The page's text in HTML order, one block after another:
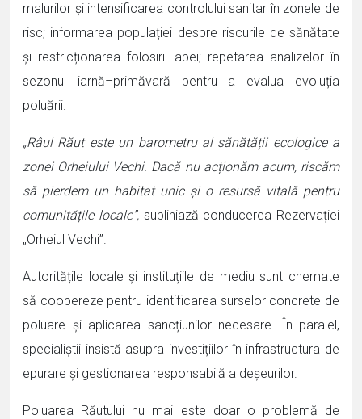
malurilor și intensificarea controlului sanitar în zonele de
risc; informarea populației despre riscurile de sănătate
și restricționarea folosirii apei; repetarea analizelor în
sezonul iarnă–primăvară pentru a evalua evoluția
poluării.
„Râul Răut este un barometru al sănătății ecologice a
zonei Orheiului Vechi. Dacă nu acționăm acum, riscăm
să pierdem un habitat unic și o resursă vitală pentru
comunitățile locale”,subliniază conducerea Rezervației
„Orheiul Vechi”.
Autoritățile locale și instituțiile de mediu sunt chemate
să coopereze pentru identificarea surselor concrete de
poluare și aplicarea sancțiunilor necesare. În paralel,
specialiștii insistă asupra investițiilor în infrastructura de
epurare și gestionarea responsabilă a deșeurilor.
Poluarea Răutului nu mai este doar o problemă de